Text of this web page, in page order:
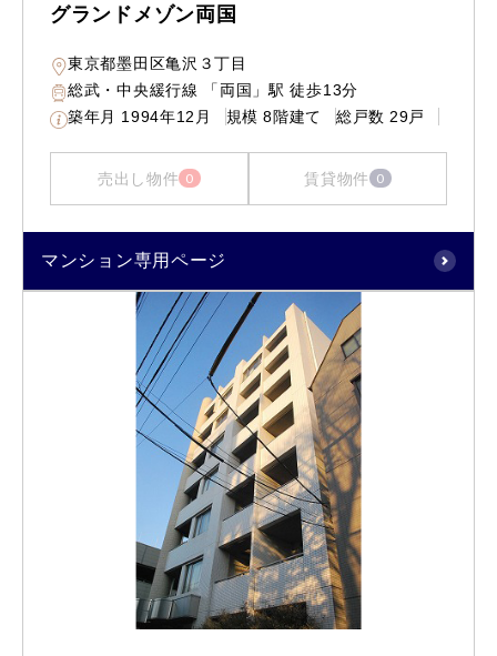
グランドメゾン両国
東京都墨田区亀沢３丁目
総武・中央緩行線 「両国」駅 徒歩13分
築年月 1994年12月 規模 8階建て 総戸数 29戸
売出し物件 0 賃貸物件 0
マンション専用ページ